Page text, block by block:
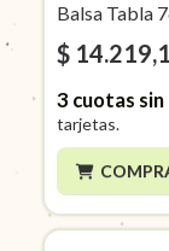
Balsa Tabla
$
3cuotas
tarjetas.